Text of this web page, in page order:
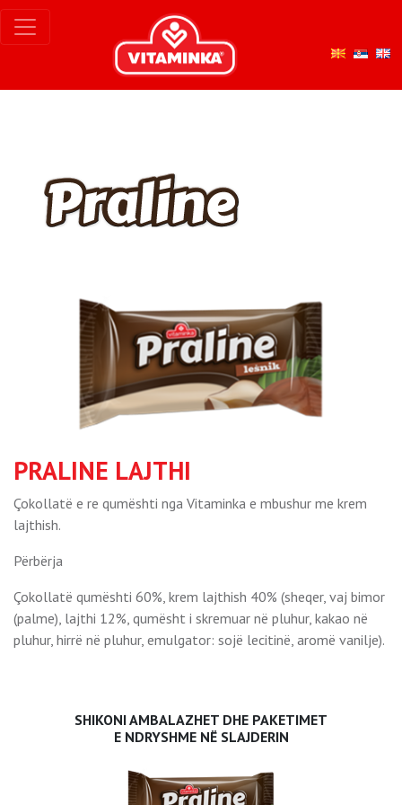
PRALINE LAJTHI
Çokollatë e re qumështi nga Vitaminka e mbushur me krem
lajthish.
Përbërja
Çokollatë qumështi 60%, krem lajthish 40% (sheqer, vaj bimor
(palme), lajthi 12%, qumësht i skremuar në pluhur, kakao në
pluhur, hirrë në pluhur, emulgator: sojë lecitinë, aromë vanilje).
SHIKONI AMBALAZHET DHE PAKETIMET
E NDRYSHME NË SLAJDERIN